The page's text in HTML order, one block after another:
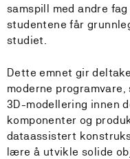
samspill med andre
studentene får
studiet.
Dette emnet gir
moderne
3D-modellering innen
komponenter og
dataassistert
lære å utvikle solide